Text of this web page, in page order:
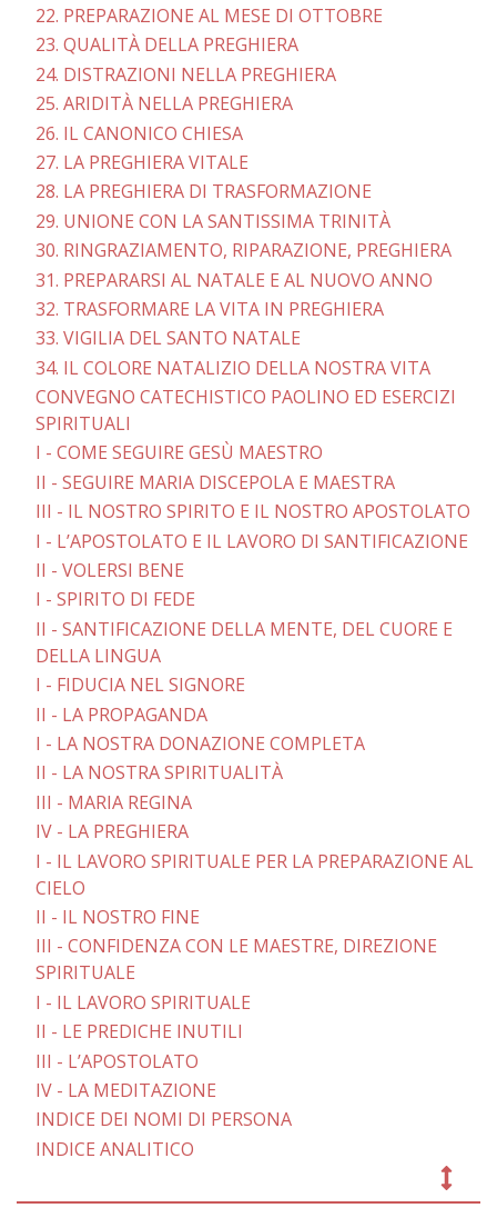
22. PREPARAZIONE AL MESE DI OTTOBRE
23. QUALITÀ DELLA PREGHIERA
24. DISTRAZIONI NELLA PREGHIERA
25. ARIDITÀ NELLA PREGHIERA
26. IL CANONICO CHIESA
27. LA PREGHIERA VITALE
28. LA PREGHIERA DI TRASFORMAZIONE
29. UNIONE CON LA SANTISSIMA TRINITÀ
30. RINGRAZIAMENTO, RIPARAZIONE, PREGHIERA
31. PREPARARSI AL NATALE E AL NUOVO ANNO
32. TRASFORMARE LA VITA IN PREGHIERA
33. VIGILIA DEL SANTO NATALE
34. IL COLORE NATALIZIO DELLA NOSTRA VITA
CONVEGNO CATECHISTICO PAOLINO ED ESERCIZI
SPIRITUALI
I - COME SEGUIRE GESÙ MAESTRO
II - SEGUIRE MARIA DISCEPOLA E MAESTRA
III - IL NOSTRO SPIRITO E IL NOSTRO APOSTOLATO
I - L’APOSTOLATO E IL LAVORO DI SANTIFICAZIONE
II - VOLERSI BENE
I - SPIRITO DI FEDE
II - SANTIFICAZIONE DELLA MENTE, DEL CUORE E
DELLA LINGUA
I - FIDUCIA NEL SIGNORE
II - LA PROPAGANDA
I - LA NOSTRA DONAZIONE COMPLETA
II - LA NOSTRA SPIRITUALITÀ
III - MARIA REGINA
IV - LA PREGHIERA
I - IL LAVORO SPIRITUALE PER LA PREPARAZIONE AL
CIELO
II - IL NOSTRO FINE
III - CONFIDENZA CON LE MAESTRE, DIREZIONE
SPIRITUALE
I - IL LAVORO SPIRITUALE
II - LE PREDICHE INUTILI
III - L’APOSTOLATO
IV - LA MEDITAZIONE
INDICE DEI NOMI DI PERSONA
INDICE ANALITICO